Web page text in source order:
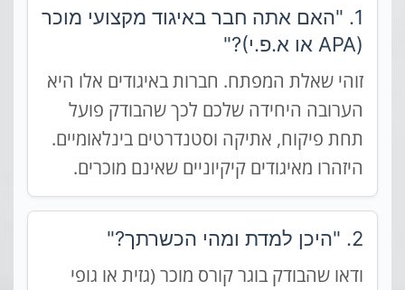
1. "האם אתה חבר באיגוד מקצועי מוכר
(APA או א.פ.י)?"
זוהי שאלת המפתח. חברות באיגודים אלו היא
הערובה היחידה שלכם לכך שהבודק פועל
תחת פיקוח, אתיקה וסטנדרטים בינלאומיים.
היזהרו מאיגודים קיקיוניים שאינם מוכרים.
2. "היכן למדת ומהי הכשרתך?"
ודאו שהבודק בוגר קורס מוכר (גזית או גופי